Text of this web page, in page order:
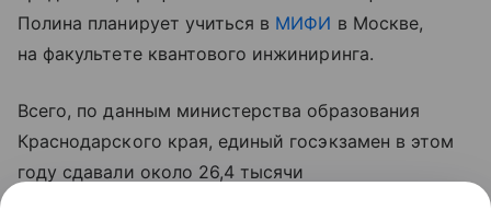
Полина планирует учиться в МИФИ в Москве,
на факультете квантового инжиниринга.
Всего, по данным министерства образования
Краснодарского края, единый госэкзамен в этом
году сдавали около 26,4 тысячи